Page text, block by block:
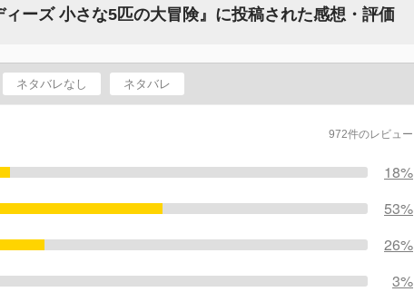
ィーズ 小さな5匹の大冒険』に投稿された感想・評価
ネタバレなし ネタバレ
972件のレビュー
18%
53%
26%
3%